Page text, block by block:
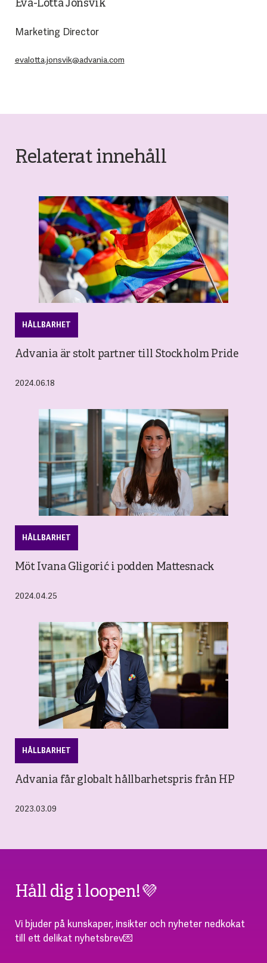
Eva-Lotta Jonsvik
Marketing Director
evalotta.jonsvik@advania.com
Relaterat innehåll
HÅLLBARHET
Advania är stolt partner till Stockholm Pride
2024.06.18
HÅLLBARHET
Möt Ivana Gligorić i podden Mattesnack
2024.04.25
HÅLLBARHET
Advania får globalt hållbarhetspris från HP
2023.03.09
Håll dig i loopen!💜
Vi bjuder på kunskaper, insikter och nyheter nedkokat
till ett delikat nyhetsbrev💌